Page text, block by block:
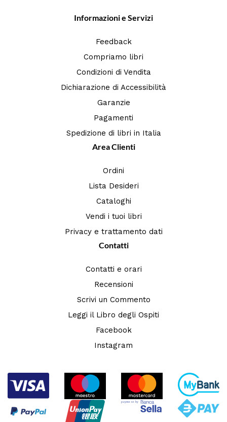
Informazioni e Servizi
Feedback
Compriamo libri
Condizioni di Vendita
Dichiarazione di Accessibilità
Garanzie
Pagamenti
Spedizione di libri in Italia
Area Clienti
Ordini
Lista Desideri
Cataloghi
Vendi i tuoi libri
Privacy e trattamento dati
Contatti
Contatti e orari
Recensioni
Scrivi un Commento
Leggi il Libro degli Ospiti
Facebook
Instagram